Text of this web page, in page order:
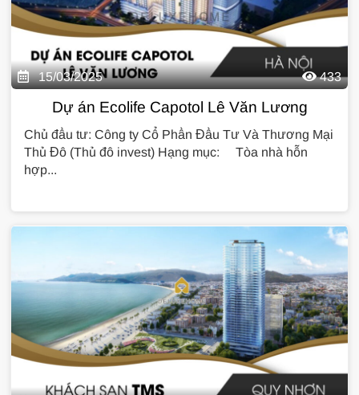
15/03/2025 433
Dự án Ecolife Capotol Lê Văn Lương
Chủ đầu tư: Công ty Cổ Phần Đầu Tư Và Thương Mại
Thủ Đô (Thủ đô invest) Hạng mục: Tòa nhà hỗn
hợp...